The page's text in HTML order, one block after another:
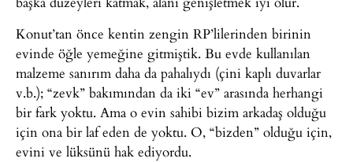
Konut’tan önce kentin zengin RP’lilerinden birinin
evinde öğle yemeğine gitmiştik. Bu evde kullanılan
malzeme sanırım daha da pahalıydı (çini kaplı duvarlar
v.b.); “zevk” bakımından da iki “ev” arasında herhangi
bir fark yoktu. Ama o evin sahibi bizim arkadaş olduğu
için ona bir laf eden de yoktu. O, “bizden” olduğu için,
evini ve lüksünü hak ediyordu.